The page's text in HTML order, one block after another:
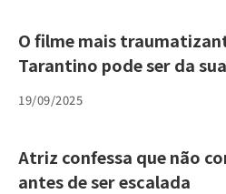
O filme mais
Tarantino pode ser da
19/09/2025
Atriz confessa que não
antes de ser escalada